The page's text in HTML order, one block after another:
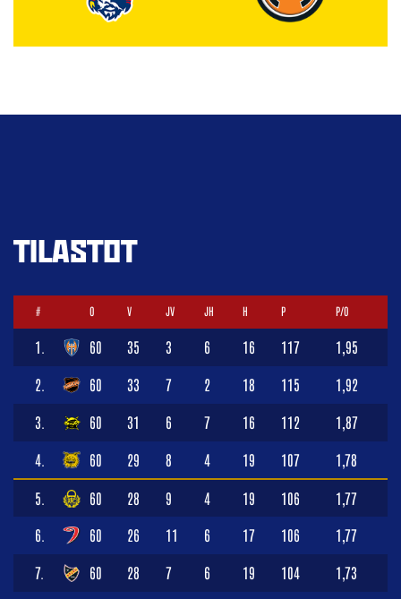
TILASTOT
# O V JV JH H P P/O
1. 60 35 3 6 16 117 1,95
2. 60 33 7 2 18 115 1,92
3. 60 31 6 7 16 112 1,87
4. 60 29 8 4 19 107 1,78
5. 60 28 9 4 19 106 1,77
6. 60 26 11 6 17 106 1,77
7. 60 28 7 6 19 104 1,73